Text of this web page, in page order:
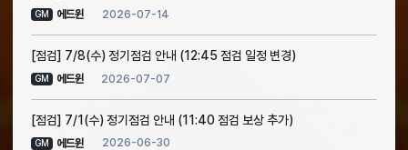
GM 에드윈 2026-07-14
[점검] 7/8(수) 정기점검 안내 (12:45 점검 일정 변경)
GM 에드윈 2026-07-07
[점검] 7/1(수) 정기점검 안내 (11:40 점검 보상 추가)
GM 에드윈 2026-06-30